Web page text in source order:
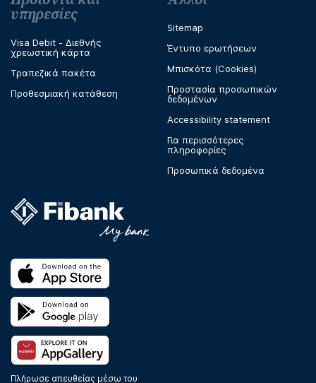
υπηρεσίες
Visa Debit - Διεθνής
χρεωστική κάρτα
Τραπεζικά πακέτα
Προθεσμιακή κατάθεση
Sitemap
Έντυπο ερωτήσεων
Μπισκότα (Cookies)
Προστασία προσωπικών
δεδομένων
Accessibility statement
Για περισσότερες
πληροφορίες
Προσωπικά δεδομένα
Πλήρωσε απευθείας μέσω του